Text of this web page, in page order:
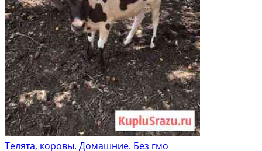
Телята, коровы. Домашние. Без гмо